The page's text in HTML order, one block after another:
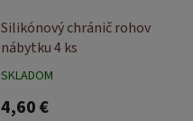
Silikónový chránič rohov
nábytku 4 ks
SKLADOM
4,60 €